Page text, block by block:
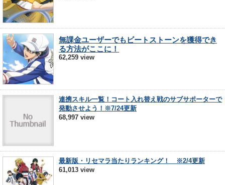
無課金ユーザーでもビートストーンを獲得でき
る方法がここに！
62,259 view
連携スキル一覧！コート入れ替え戦のサブサポーターで
発動させよう！※7/24更新
68,997 view
最新版・リセマラ当たりランキング！ ※2/4更新
61,013 view